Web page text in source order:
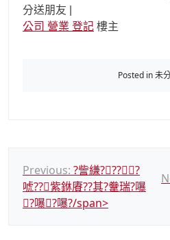
分送朋友 |
公司 營業 登記 樓主
Posted in 未
文
章
導
Previous: ?訾縑????
唬??紫銝賡??其?韏瑞?嚗
?嚗?嚗?/span>